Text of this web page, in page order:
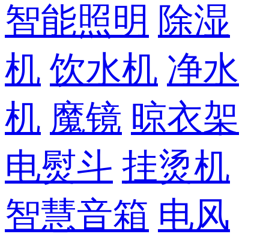
智能照明 除湿
机 饮水机 净水
机 魔镜 晾衣架
电熨斗 挂烫机
智慧音箱 电风